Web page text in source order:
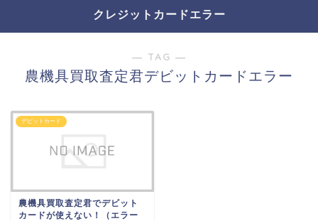
クレジットカードエラー
― TAG ―
農機具買取査定君デビットカードエラー
デビットカード
農機具買取査定君でデビット
カードが使えない！（エラー